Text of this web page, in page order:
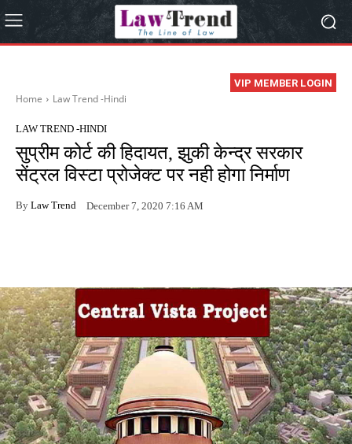
VIP MEMBER LOGIN
Home Law Trend -Hindi
LAW TREND -HINDI
सुप्रीम कोर्ट की हिदायत, झुकी केन्द्र सरकार
सेंट्रल विस्टा प्रोजेक्ट पर नही होगा निर्माण
By Law Trend December 7, 2020 7:16 AM